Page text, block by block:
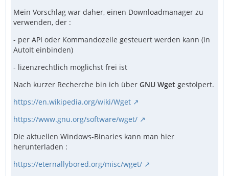
Mein Vorschlag war daher, einen Downloadmanager zu
verwenden, der :
- per API oder Kommandozeile gesteuert werden kann (in
AutoIt einbinden)
- lizenzrechtlich möglichst frei ist
Nach kurzer Recherche bin ich über GNU Wget gestolpert.
https://en.wikipedia.org/wiki/Wget
https://www.gnu.org/software/wget/
Die aktuellen Windows-Binaries kann man hier
herunterladen :
https://eternallybored.org/misc/wget/